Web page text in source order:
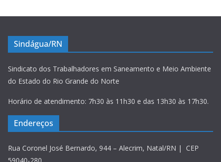
Sindágua/RN
Sindicato dos Trabalhadores em Saneamento e Meio Ambiente
do Estado do Rio Grande do Norte
Horário de atendimento: 7h30 às 11h30 e das 13h30 às 17h30.
Endereços
Rua Coronel José Bernardo, 944 – Alecrim, Natal/RN | CEP